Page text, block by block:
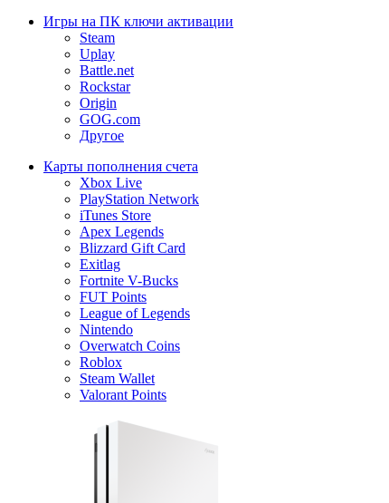
Игры на ПК ключи активации
Steam
Uplay
Battle.net
Rockstar
Origin
GOG.com
Другое
Карты пополнения счета
Xbox Live
PlayStation Network
iTunes Store
Apex Legends
Blizzard Gift Card
Exitlag
Fortnite V-Bucks
FUT Points
League of Legends
Nintendo
Overwatch Coins
Roblox
Steam Wallet
Valorant Points